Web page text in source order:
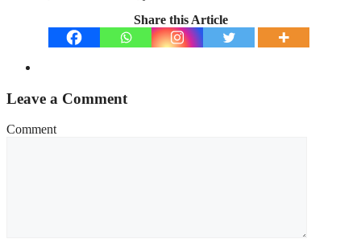
Share this Article
Leave a Comment
Comment